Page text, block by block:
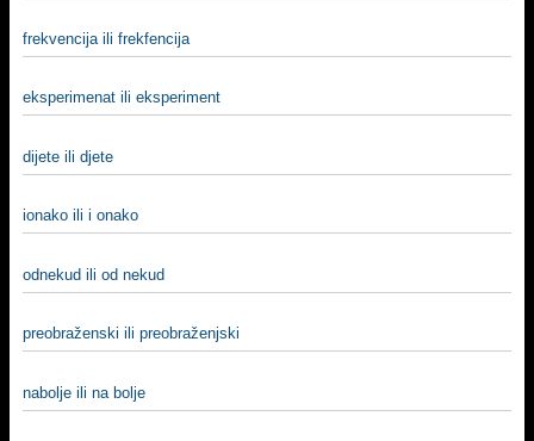
frekvencija ili frekfencija
eksperimenat ili eksperiment
dijete ili djete
ionako ili i onako
odnekud ili od nekud
preobraženski ili preobraženjski
nabolje ili na bolje